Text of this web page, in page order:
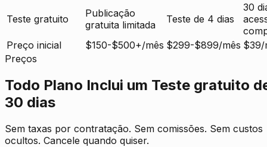
Teste gratuito
Publicação
gratuita limitada
Teste de 4 dias
30
Preço inicial
$150-$500+/mês $299-$899/mês $39/
Preços
Todo Plano Inclui um Teste gratuito
30 dias
Sem taxas por contratação. Sem comissões. Sem custos
ocultos. Cancele quando quiser.